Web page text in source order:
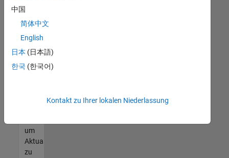
können,
die
Ihren
entsprechen,
werden
unseres
um
Aktualisierungen
zu
中国
简体中文
English
日本 (日本語)
한국 (한국어)
Kontakt zu Ihrer lokalen Niederlassung